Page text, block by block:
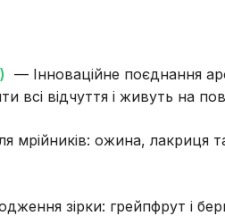
— Інноваційне поєднання
всі відчуття і живуть на
мрійників: ожина, лакриця
зірки: грейпфрут і